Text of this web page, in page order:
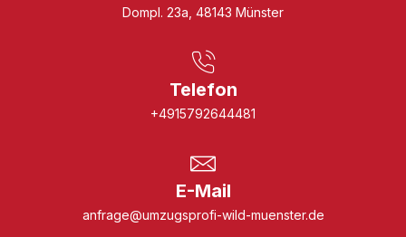
Dompl. 23a, 48143 Münster
Telefon
+4915792644481
E-Mail
anfrage@umzugsprofi-wild-muenster.de